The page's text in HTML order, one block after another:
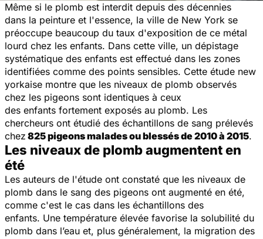
Même si le plomb est interdit depuis des décennies
dans la peinture et l'essence, la ville de New York se
préoccupe beaucoup du taux d'exposition de ce métal
lourd chez les enfants. Dans cette ville, un dépistage
systématique des enfants est effectué dans les zones
identifiées comme des points sensibles. Cette étude new
yorkaise montre que les niveaux de plomb observés
chez les pigeons sont identiques à ceux
des enfants fortement exposés au plomb. Les
chercheurs ont étudié des échantillons de sang prélevés
chez 825 pigeons malades ou blessés de 2010 à 2015.
Les niveaux de plomb augmentent en
été
Les auteurs de l'étude ont constaté que les niveaux de
plomb dans le sang des pigeons ont augmenté en été,
comme c'est le cas dans les échantillons des
enfants. Une température élevée favorise la solubilité du
plomb dans l’eau et, plus généralement, la migration des